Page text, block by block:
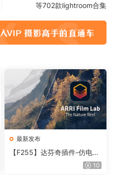
等702款lightroom合集
最新发布
【F255】达芬奇插件-仿电影
胶片视频调色插件 ARRI Film
10